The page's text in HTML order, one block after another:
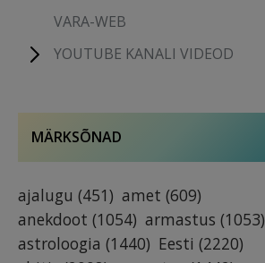
VARA-WEB
YOUTUBE KANALI VIDEOD
MÄRKSÕNAD
ajalugu (451) amet (609)
anekdoot (1054) armastus (1053)
astroloogia (1440) Eesti (2220)